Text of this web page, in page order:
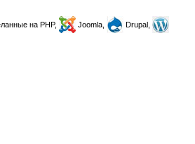
на PHP, Joomla,
Drupal,